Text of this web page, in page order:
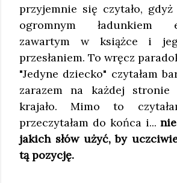
przyjemnie się czytało,
ogromnym ładunkiem
zawartym w książce i
przesłaniem. To wręcz
"Jedyne dziecko" czytałam
zarazem na każdej
krajało. Mimo to
przeczytałam do końca i...
jakich słów użyć, by
tą pozycję.